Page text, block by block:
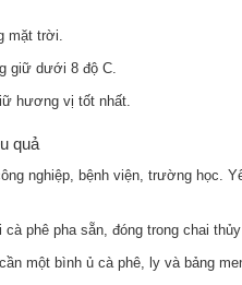
mặt trời.
giữ dưới 8 độ C.
hương vị tốt nhất.
quả
nghiệp, bệnh viện, trường học.
phê pha sẵn, đóng trong chai
một bình ủ cà phê, ly và bảng